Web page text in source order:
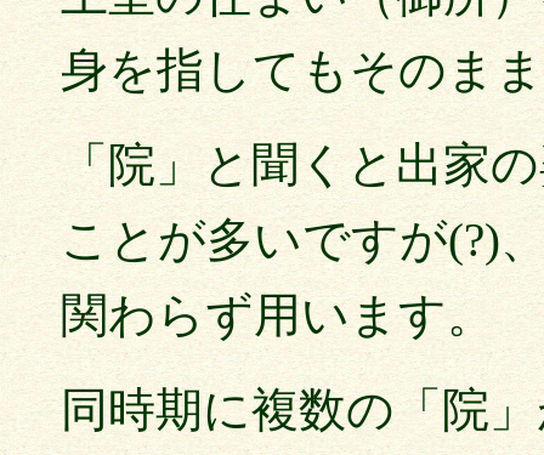
身を指してもそのま
「院」と聞くと出家
ことが多いですが(?)
関わらず用います。
同時期に複数の「院